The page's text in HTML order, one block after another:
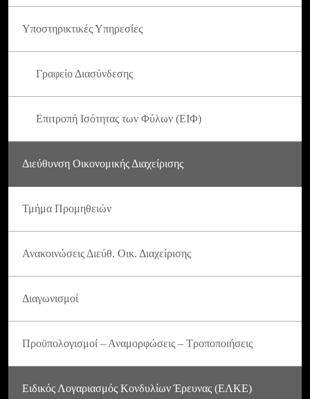
Υποστηρικτικές Υπηρεσίες
Γραφείο Διασύνδεσης
Επιτροπή Ισότητας των Φύλων (ΕΙΦ)
Διεύθυνση Οικονομικής Διαχείρισης
Τμήμα Προμηθειών
Ανακοινώσεις Διεύθ. Οικ. Διαχείρισης
Διαγωνισμοί
Προϋπολογισμοί – Αναμορφώσεις – Τροποποιήσεις
Ειδικός Λογαριασμός Κονδυλίων Έρευνας (ΕΛΚΕ)